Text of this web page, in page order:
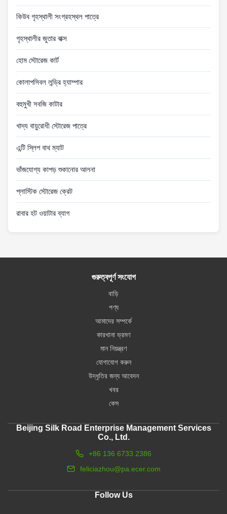
কিউব গৃহস্থালী সংগ্রহস্থল পাত্রে
গৃহস্থালীর জুতার বাক্স
হোম স্টোরেজ কার্ট
কোলাপসিবল লন্ড্রি হ্যাম্পার
বহুমুখী সবজি কাটার
খাদ্য বায়ুরোধী স্টোরেজ পাত্রে
এন্টি স্লিপ বাথ ম্যাট
ভাঁজযোগ্য কাপড় শুকানোর আলনা
প্লাস্টিক স্টোরেজ ক্রেট
রাবার হট ওয়াটার ব্যাগ
গুরুত্বপূর্ণ সংযোগ
বাড়ি
পণ্য
আমাদের সম্পর্কে
কারখানা ভ্রমণ
মান নিয়ন্ত্রণ
যোগাযোগ করুন
উদ্ধৃতির জন্য আবেদন
খবর
কেস
Beijing Silk Road Enterprise Management Services
Co., Ltd.
+86 136 6733 2386
feliciazhou@pa.ecer.com
Follow Us